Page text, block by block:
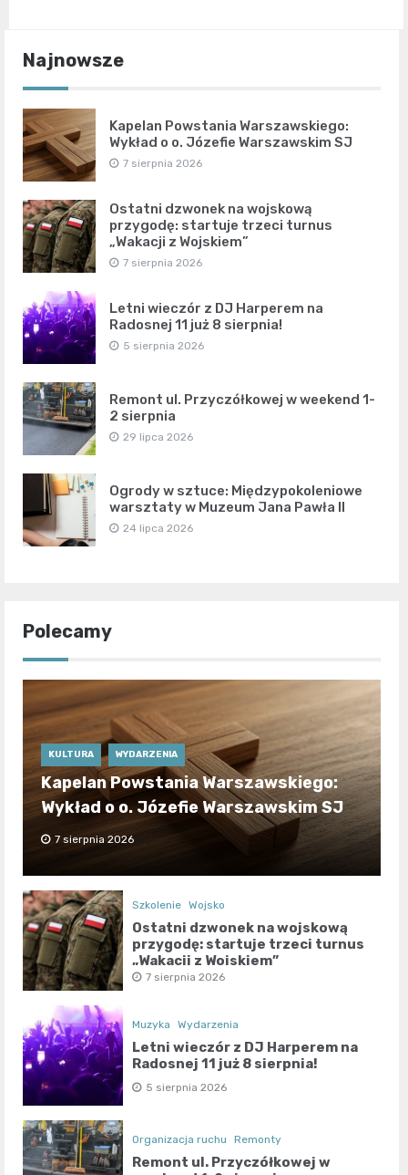
Najnowsze
Kapelan Powstania Warszawskiego:
Wykład o o. Józefie Warszawskim SJ
7 sierpnia 2026
Ostatni dzwonek na wojskową
przygodę: startuje trzeci turnus
„Wakacji z Wojskiem”
7 sierpnia 2026
Letni wieczór z DJ Harperem na
Radosnej 11 już 8 sierpnia!
5 sierpnia 2026
Remont ul. Przyczółkowej w weekend 1-
2 sierpnia
29 lipca 2026
Ogrody w sztuce: Międzypokoleniowe
warsztaty w Muzeum Jana Pawła II
24 lipca 2026
Polecamy
KULTURA WYDARZENIA
Kapelan Powstania Warszawskiego:
Wykład o o. Józefie Warszawskim SJ
7 sierpnia 2026
Szkolenie Wojsko
Ostatni dzwonek na wojskową
przygodę: startuje trzeci turnus
„Wakacji z Wojskiem”
7 sierpnia 2026
Muzyka Wydarzenia
Letni wieczór z DJ Harperem na
Radosnej 11 już 8 sierpnia!
5 sierpnia 2026
Organizacja ruchu Remonty
Remont ul. Przyczółkowej w